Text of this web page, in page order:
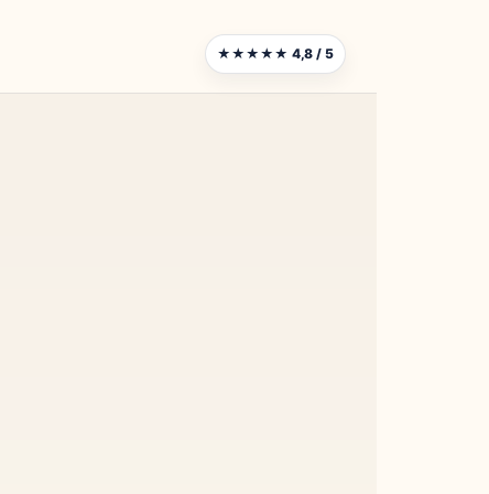
★★★★★ 4,8 / 5